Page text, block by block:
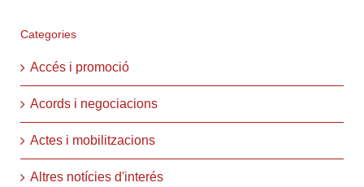
Categories
Accés i promoció
Acords i negociacions
Actes i mobilitzacions
Altres notícies d'interés